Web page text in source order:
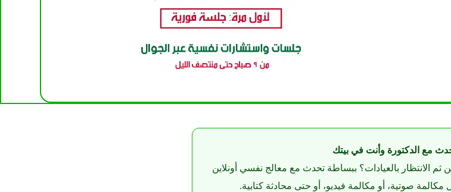
مع الدكتورة وأنت في بيتك
ثم الانتظار بالعيادات؟ ببساطة تحدث مع معالج نفسي أونلاين
صوتية، أو مكالمة فيديو، أو حتى محادثة كتابية.